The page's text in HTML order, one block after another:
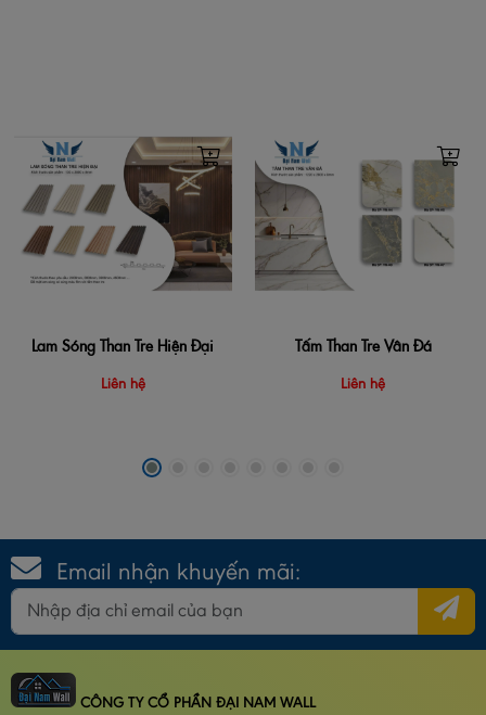
Lam Sóng Than Tre Hiện Đại
Liên hệ
Tấm Than Tre Vân Đá
Liên hệ
Email nhận khuyến mãi:
CÔNG TY CỔ PHẦN ĐẠI NAM WALL